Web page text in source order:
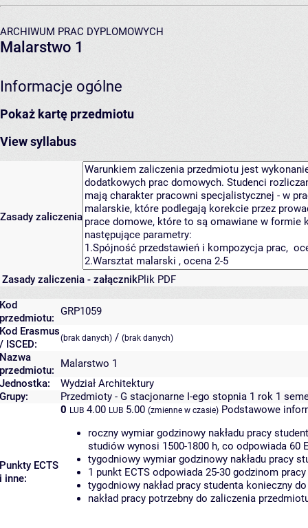
ARCHIWUM PRAC DYPLOMOWYCH
Malarstwo 1
Informacje ogólne
Pokaż kartę przedmiotu
View syllabus
Zasady zaliczenia
Zasady zaliczenia - załącznikPlik PDF
Kod
przedmiotu:
GRP1059
Kod Erasmus
/ ISCED:
(brak danych) / (brak danych)
Nazwa
przedmiotu:
Malarstwo 1
Jednostka:
Wydział Architektury
Grupy:
Przedmioty - G stacjonarne I-ego stopnia 1 rok 1
Punkty ECTS
i inne:
0 LUB 4.00 LUB 5.00 (zmienne w czasie) Podstawowe
roczny wymiar godzinowy nakładu pracy
studiów wynosi 1500-1800 h, co odpowiada 60
tygodniowy wymiar godzinowy nakładu pracy
1 punkt ECTS odpowiada 25-30 godzinom
tygodniowy nakład pracy studenta konieczny
nakład pracy potrzebny do zaliczenia